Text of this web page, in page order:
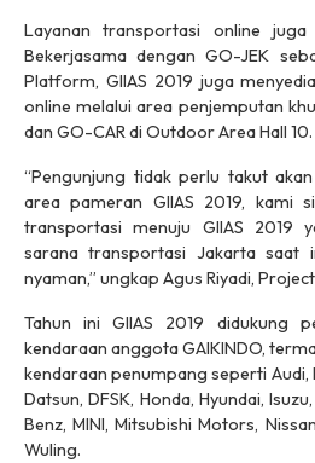
Layanan transportasi online
Bekerjasama dengan GO-JEK
Platform, GIIAS 2019 juga
online melalui area penjemputan
dan GO-CAR di Outdoor Area Hall 10.
“Pengunjung tidak perlu takut
area pameran GIIAS 2019, kami
transportasi menuju GIIAS 2019
sarana transportasi Jakarta saat
nyaman,” ungkap Agus Riyadi,
Tahun ini GIIAS 2019 didukung
kendaraan anggota GAIKINDO,
kendaraan penumpang seperti Audi,
Datsun, DFSK, Honda, Hyundai,
Benz, MINI, Mitsubishi Motors,
Wuling.